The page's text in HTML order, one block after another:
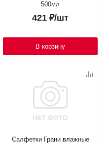
500мл
421 ₽/шт
В корзину
Салфетки Грани влажные